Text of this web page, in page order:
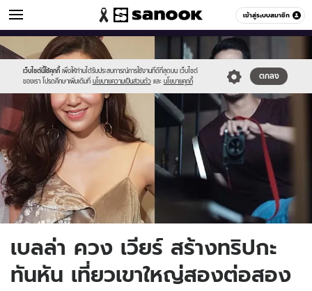
เข้าสู่ระบบสมาชิก
ข่าวบันเทิง หมวดอื่นๆ
เว็บไซต์นี้ใช้คุกกี้ เพื่อให้ท่านได้รับประสบการณ์การใช้งานที่ดีที่สุดบน เว็บไซต์
ของเรา โปรดศึกษาเพิ่มเติมที่ นโยบายความเป็นส่วนตัว และ นโยบายคุกกี้
ตกลง
//s.isanook.com/sr/0/images/logo-
new-
sanook.png
//s.isanook.com/ns/0/ud/815/4078326/untitled-
1copy.jpg
เบลล่า ควง เวียร์ สร้างทริปกะ
ทันหัน เที่ยวเขาใหญ่สองต่อสอง